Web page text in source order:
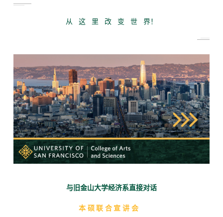
从 这 里 改 变 世 界！
与旧金山大学经济系直接对话
本硕联合宣讲会